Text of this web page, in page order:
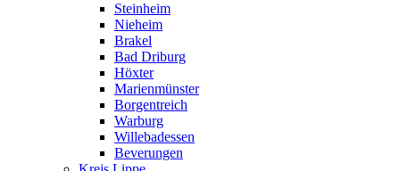
Steinheim
Nieheim
Brakel
Bad Driburg
Höxter
Marienmünster
Borgentreich
Warburg
Willebadessen
Beverungen